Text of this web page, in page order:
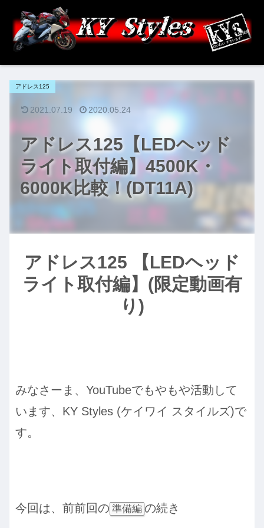
アドレス125【LEDヘッド
ライト取付編】4500K・
6000K比較！(DT11A)
アドレス125
2021.07.19 2020.05.24
アドレス125 【LEDヘッド
ライト取付編】(限定動画有
り)
みなさーま、YouTubeでもやもや活動して
います、KY Styles (ケイワイ スタイルズ)で
す。
今回は、前前回の 準備編 の続き